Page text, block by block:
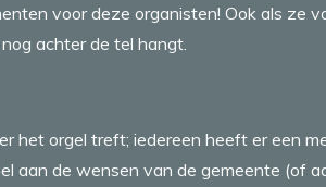
voor deze organisten! Ook als ze
achter de tel hangt.
het orgel treft; iedereen heeft er een
aan de wensen van de gemeente (of